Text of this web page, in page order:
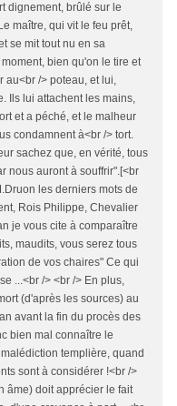
dignement, brûlé sur le
maître, qui vit le feu prêt,
se mit tout nu en sa
bien qu'on le tire et
au<br /> poteau, et lui,
Ils lui attachent les mains,
et a péché, et le malheur
condamnent à<br /> tort.
sachez que, en vérité, tous
nous auront à souffrir".[<br
les derniers mots de
Rois Philippe, Chevalier
je vous cite à comparaître
maudits, vous serez tous
de vos chaires" Ce qui
...<br /> <br /> En plus,
(d'après les sources) au
avant la fin du procès des
bien mal connaître le
templière, quand
sont à considérer !<br />
âme) doit apprécier le fait